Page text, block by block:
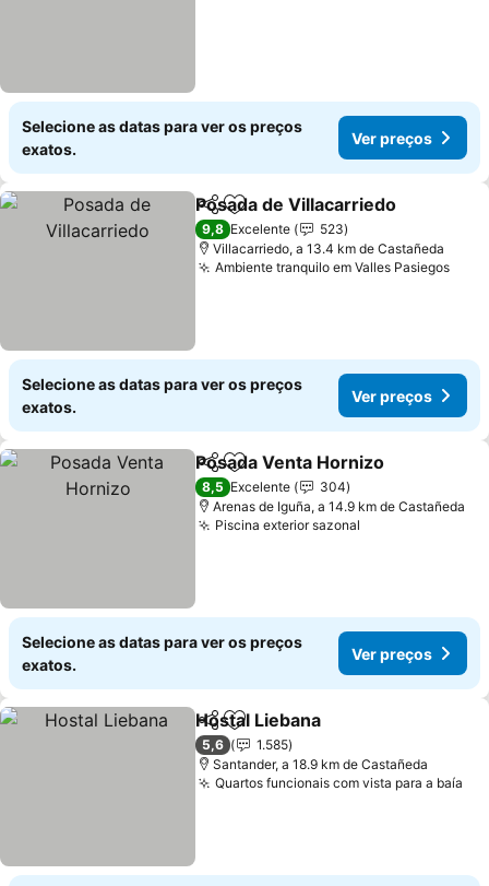
Selecione as datas para ver os preços
exatos.
Ver preços
PartilharAdicionar aos favoritos
Posada de Villacarriedo
9,8 Excelente
523
Villacarriedo, a 13.4 km de Castañeda
Ambiente tranquilo em Valles PasiegosVer
Selecione as datas para ver os preços
exatos.
Ver preços
PartilharAdicionar aos favoritos
Posada Venta Hornizo
8,5 Excelente
304
Arenas de Iguña, a 14.9 km de Castañeda
Piscina exterior sazonal
Selecione as datas para ver os preços
exatos.
Ver preços
PartilharAdicionar aos favoritos
Hostal Liebana
5,6
1.585
Santander, a 18.9 km de Castañeda
Quartos funcionais com vista para a baía